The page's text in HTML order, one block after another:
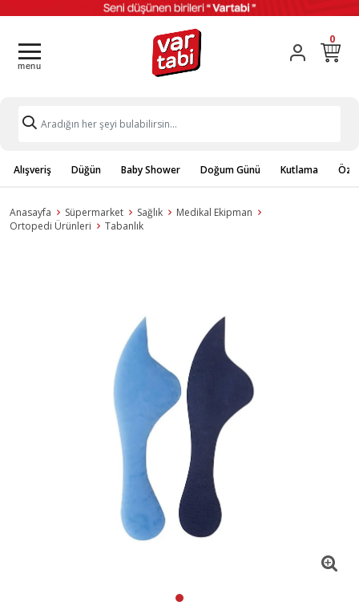
0
Alışveriş Düğün Baby Shower Doğum Günü Kutlama
Anasayfa Süpermarket Sağlık
Medikal Ekipman
Ortopedi Ürünleri
Tabanlık